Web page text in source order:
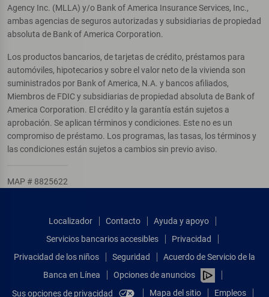
Agency Inc. (MLLA) y/o Bank of America Insurance Services, Inc.,
ambas agencias de seguros autorizadas y subsidiarias de propiedad
absoluta de Bank of America Corporation.
Los productos bancarios, de tarjetas de crédito, préstamos para
automóviles, hipotecarios y sobre el valor neto de la vivienda son
suministrados por Bank of America, N.A. y bancos afiliados,
Miembros de FDIC y subsidiarias de propiedad absoluta de Bank of
America Corporation. El crédito y la garantía están sujetos a
aprobación. Se aplican términos y condiciones. Este no es un
compromiso de préstamo. Los programas, las tasas, los términos y
las condiciones están sujetos a cambios sin previo aviso.
MAP # 8825622
Localizador Contacto
Ayuda y apoyo
Servicios bancarios accesibles
Privacidad
Privacidad de los niños
Seguridad
Acuerdo de Servicio de la
Banca en Línea
Opciones de anuncios
Sus opciones de privacidad
Mapa del sitio Empleos